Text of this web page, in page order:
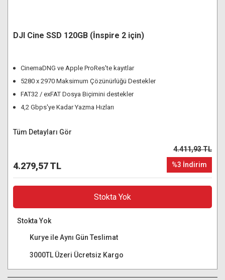
DJI Cine SSD 120GB (İnspire 2 için)
CinemaDNG ve Apple ProRes'te kayıtlar
5280 x 2970 Maksimum Çözünürlüğü Destekler
FAT32 / exFAT Dosya Biçimini destekler
4,2 Gbps'ye Kadar Yazma Hızları
Tüm Detayları Gör
4.279,57 TL
4.411,93 TL
%3 İndirim
Stokta Yok
Stokta Yok
Kurye ile Aynı Gün Teslimat
3000TL Üzeri Ücretsiz Kargo